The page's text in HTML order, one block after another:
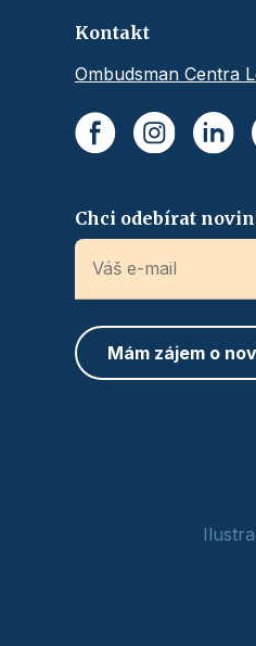
Kontakt
Ombudsman Centra
Chci odebírat